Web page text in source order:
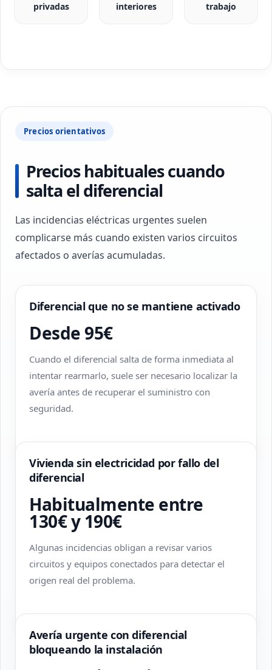
privadas
interiores
trabajo
Precios orientativos
Precios habituales cuando
salta el diferencial
Las incidencias eléctricas urgentes suelen
complicarse más cuando existen varios circuitos
afectados o averías acumuladas.
Diferencial que no se mantiene activado
Desde 95€
Cuando el diferencial salta de forma inmediata al
intentar rearmarlo, suele ser necesario localizar la
avería antes de recuperar el suministro con
seguridad.
Vivienda sin electricidad por fallo del
diferencial
Habitualmente entre
130€ y 190€
Algunas incidencias obligan a revisar varios
circuitos y equipos conectados para detectar el
origen real del problema.
Avería urgente con diferencial
bloqueando la instalación